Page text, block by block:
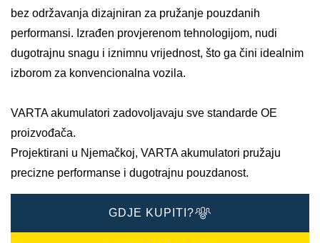
bez održavanja dizajniran za pružanje pouzdanih
performansi. Izrađen provjerenom tehnologijom, nudi
dugotrajnu snagu i iznimnu vrijednost, što ga čini idealnim
izborom za konvencionalna vozila. ​
VARTA akumulatori zadovoljavaju sve standarde OE
proizvođača.​
Projektirani u Njemačkoj, VARTA akumulatori pružaju
precizne performanse i dugotrajnu pouzdanost.
GDJE KUPITI?